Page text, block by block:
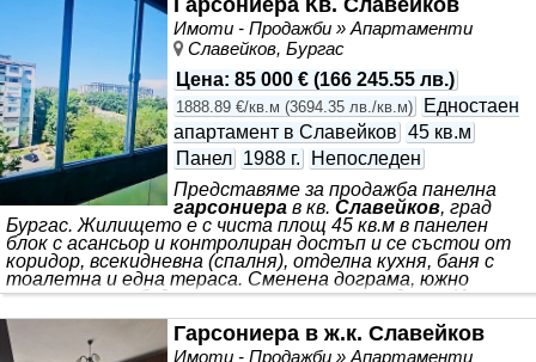
Гарсониера Кв. Славейков
Имоти - Продажби » Апартаменти
Славейков, Бургас
Цена: 85 000 € (166 245.55 лв.)
1888.89 €/кв.м (3694.35 лв./кв.м)
Едностаен
апартамент в Славейков 45 кв.м
Панел 1988 г.
Непоследен
Представяме за продажба панелна
гарсониера в кв. Славейков, град
Бургас. Жилището е с чиста площ 45 кв.м в панелен
блок с асансьор и контролиран достъп и се състои от
коридор, всекидневна (спалня), отделна кухня, баня с
тоалетна и една тераса. Сменена дограма, южно
изложение свободно паркиране около сградата. Имота
е идеален за инвестиция, в непосредствена близост до
университет, училища, спирки на градски транспорт и
центъра на града. За Ваше удобство, разполагаме с
Гарсониера в ж.к. Славейков
Имоти - Продажби » Апартаменти